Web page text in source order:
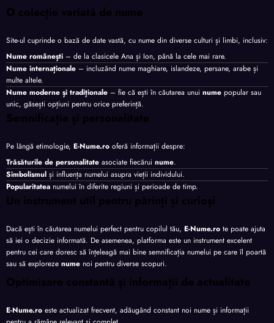
O colecție variată de nume
Site-ul cuprinde o bază de date vastă, cu nume din diverse culturi și limbi, inclusiv:
Nume românești – de la clasicele Ana și Ion, până la cele mai rare.
Nume internaționale – incluzând nume maghiare, islandeze, persane, arabe și
multe altele.
Nume moderne și tradiționale – fie că ești în căutarea unui nume popular sau
unic, găsești opțiuni pentru orice preferință.
Semnificație și personalitate
Pe lângă etimologie, E-Nume.ro oferă informații despre:
Trăsăturile de personalitate asociate fiecărui nume.
Simbolismul și influența numelui asupra vieții individului.
Popularitatea numelui în diferite regiuni și perioade de timp.
Un instrument util pentru părinți și curioși
Dacă ești în căutarea numelui perfect pentru copilul tău, E-Nume.ro te poate ajuta
să iei o decizie informată. De asemenea, platforma este un instrument excelent
pentru cei care doresc să înțeleagă mai bine semnificația numelui pe care îl poartă
sau să exploreze nume noi pentru diverse scopuri.
Optimizare constantă și informații de actualitate
E-Nume.ro este actualizat frecvent, adăugând constant noi nume și informații